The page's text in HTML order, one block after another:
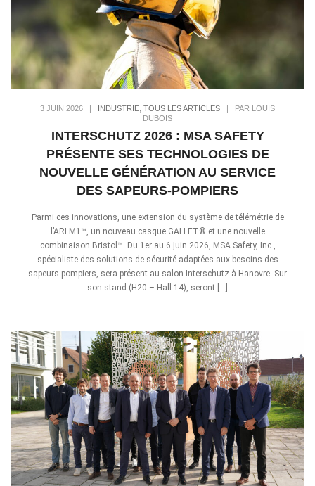
3 JUIN 2026 | INDUSTRIE TOUS LES ARTICLES | PAR LOUIS
DUBOIS
INTERSCHUTZ 2026 : MSA SAFETY
PRÉSENTE SES TECHNOLOGIES DE
NOUVELLE GÉNÉRATION AU SERVICE
DES SAPEURS-POMPIERS
Parmi ces innovations, une extension du système de télémétrie de
l’ARI M1™, un nouveau casque GALLET® et une nouvelle
combinaison Bristol™. Du 1er au 6 juin 2026, MSA Safety, Inc.,
spécialiste des solutions de sécurité adaptées aux besoins des
sapeurs-pompiers, sera présent au salon Interschutz à Hanovre. Sur
son stand (H20 – Hall 14), seront […]